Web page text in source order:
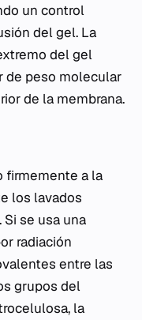
un control
del gel. La
del gel
de peso molecular
de la membrana.
firmemente a la
los lavados
se usa una
radiación
entre las
grupos del
la